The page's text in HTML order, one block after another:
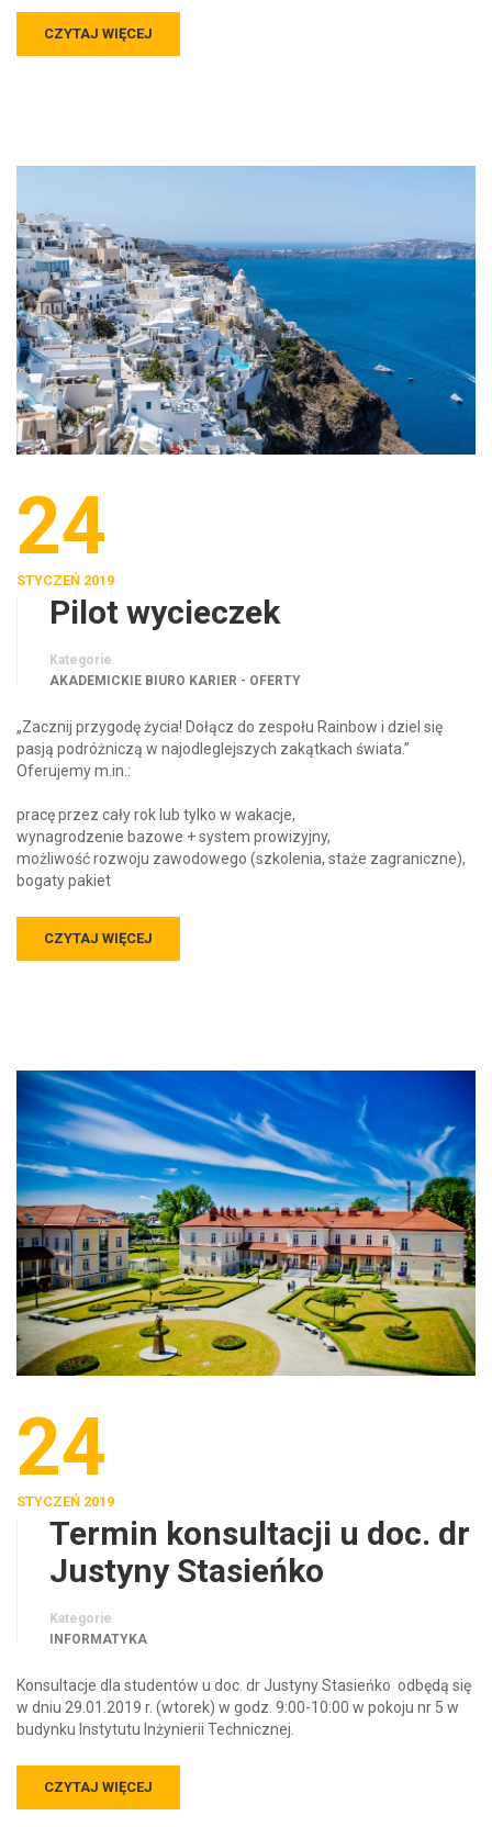
CZYTAJ WIĘCEJ
24
STYCZEŃ 2019
Pilot wycieczek
Kategorie
AKADEMICKIE BIURO KARIER - OFERTY
„Zacznij przygodę życia! Dołącz do zespołu Rainbow i dziel się
pasją podróżniczą w najodleglejszych zakątkach świata.”
Oferujemy m.in.:
pracę przez cały rok lub tylko w wakacje,
wynagrodzenie bazowe + system prowizyjny,
możliwość rozwoju zawodowego (szkolenia, staże zagraniczne),
bogaty pakiet
CZYTAJ WIĘCEJ
24
STYCZEŃ 2019
Termin konsultacji u doc. dr
Justyny Stasieńko
Kategorie
INFORMATYKA
Konsultacje dla studentów u doc. dr Justyny Stasieńko odbędą się
w dniu 29.01.2019 r. (wtorek) w godz. 9:00-10:00 w pokoju nr 5 w
budynku Instytutu Inżynierii Technicznej.
CZYTAJ WIĘCEJ